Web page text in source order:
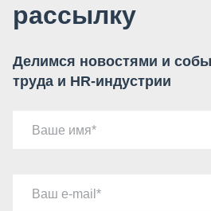
рассылку
Делимся новостями и
труда и HR-индустрии
Ваше имя
Ваш e-mail